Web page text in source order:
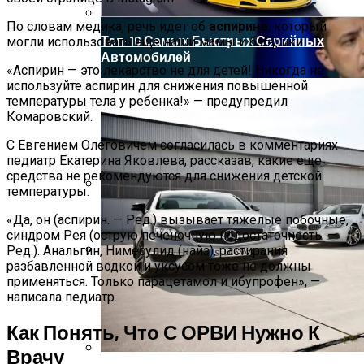
Названы Продукты, Которые Помогут
Очистить Организм После Праздников
Зеленский Летит На Встречу С
Эрдоганом И Варфоломеем
Топ-10 Самых Быстрых Серийных
Автомобилей
По словам медика, речь идет об аспирине, который
могли использовать еще наши мамы и бабушки.
«Аспирин — это лекарство не для детей! Никогда не
используйте аспирин для снижения повышенной
температуры тела у ребенка!» — предупредил
Комаровский.
С Евгением Олеговичем согласилась в комментариях
педиатр Екатерина Яковлева, рассказав, какие еще
средства не рекомендуются для снижения детской
температуры.
«Да, он (аспирин. — Ред.) вызывает тяжелые побочные,
синдром Рея (острую печеночную недостаточность. —
Ред.). Анальгин, Нимесулид (найз), растирания
разбавленной водкой и уксусом тоже не должны
применяться. Только парацетамол и ибупрофен», —
написала педиатр.
Как Понять, Что С ОРВИ Нужно К
Врачу